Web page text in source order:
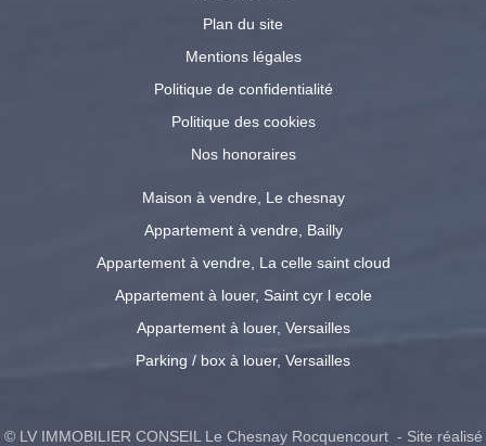
Plan du site
Mentions légales
Politique de confidentialité
Politique des cookies
Nos honoraires
Maison à vendre, Le chesnay
Appartement à vendre, Bailly
Appartement à vendre, La celle saint cloud
Appartement à louer, Saint cyr l ecole
Appartement à louer, Versailles
Parking / box à louer, Versailles
© LV IMMOBILIER CONSEIL Le Chesnay Rocquencourt - Site réalisé